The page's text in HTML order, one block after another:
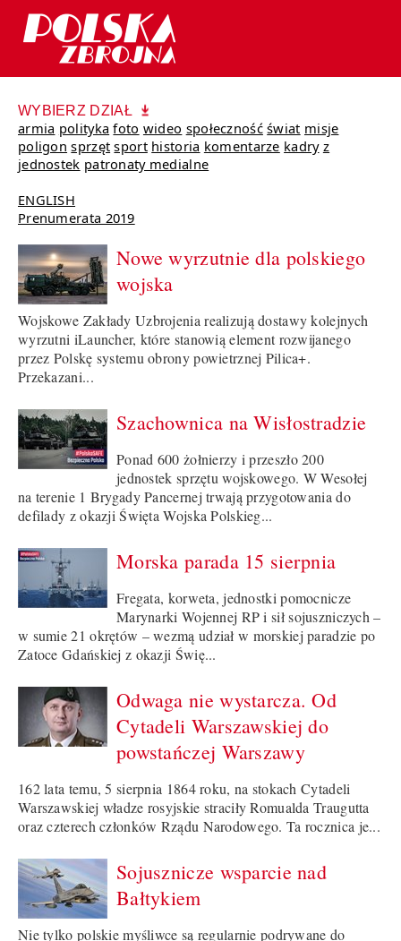
WYBIERZ DZIAŁ
armia polityka foto wideo społeczność świat misje
poligon sprzęt sport historia komentarze kadry z
jednostek patronaty medialne
ENGLISH
Prenumerata 2019
Nowe wyrzutnie dla polskiego
wojska
Wojskowe Zakłady Uzbrojenia realizują dostawy kolejnych
wyrzutni iLauncher, które stanowią element rozwijanego
przez Polskę systemu obrony powietrznej Pilica+.
Przekazani...
Szachownica na Wisłostradzie
Ponad 600 żołnierzy i przeszło 200
jednostek sprzętu wojskowego. W Wesołej
na terenie 1 Brygady Pancernej trwają przygotowania do
defilady z okazji Święta Wojska Polskieg...
Morska parada 15 sierpnia
Fregata, korweta, jednostki pomocnicze
Marynarki Wojennej RP i sił sojuszniczych –
w sumie 21 okrętów – wezmą udział w morskiej paradzie po
Zatoce Gdańskiej z okazji Świę...
Odwaga nie wystarcza. Od
Cytadeli Warszawskiej do
powstańczej Warszawy
162 lata temu, 5 sierpnia 1864 roku, na stokach Cytadeli
Warszawskiej władze rosyjskie straciły Romualda Traugutta
oraz czterech członków Rządu Narodowego. Ta rocznica je...
Sojusznicze wsparcie nad
Bałtykiem
Nie tylko polskie myśliwce są regularnie podrywane do